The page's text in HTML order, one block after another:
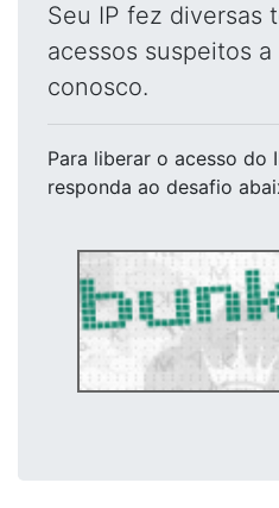
Seu IP fez diversas
acessos suspeitos
conosco.
Para liberar o acesso do
responda ao desafio